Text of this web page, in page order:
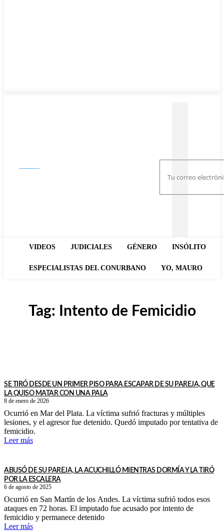
VIDEOS JUDICIALES GÉNERO INSÓLITO
ESPECIALISTAS DEL CONURBANO YO, MAURO
Tag: Intento de Femicidio
SE TIRÓ DESDE UN PRIMER PISO PARA ESCAPAR DE SU PAREJA, QUE
LA QUISO MATAR CON UNA PALA
8 de enero de 2026
Ocurrió en Mar del Plata. La víctima sufrió fracturas y múltiples
lesiones, y el agresor fue detenido. Quedó imputado por tentativa de
femicidio.
Leer más
ABUSÓ DE SU PAREJA, LA ACUCHILLÓ MIENTRAS DORMÍA Y LA TIRÓ
POR LA ESCALERA
6 de agosto de 2025
Ocurrió en San Martín de los Andes. La víctima sufrió todos esos
ataques en 72 horas. El imputado fue acusado por intento de
femicidio y permanece detenido
Leer más